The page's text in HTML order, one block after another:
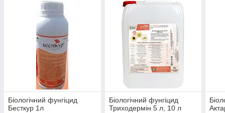
Біологічний фунгіцид
Бесткур 1л
Біологічний фунгіцид
Триходермін 5 л, 10 л